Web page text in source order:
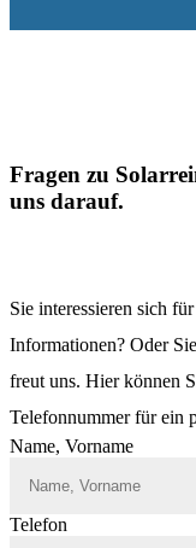
Fragen zu
uns darauf.
Sie interessieren sich
Informationen? Oder
freut uns. Hier können
Telefonnummer für ein
Name, Vorname
Telefon